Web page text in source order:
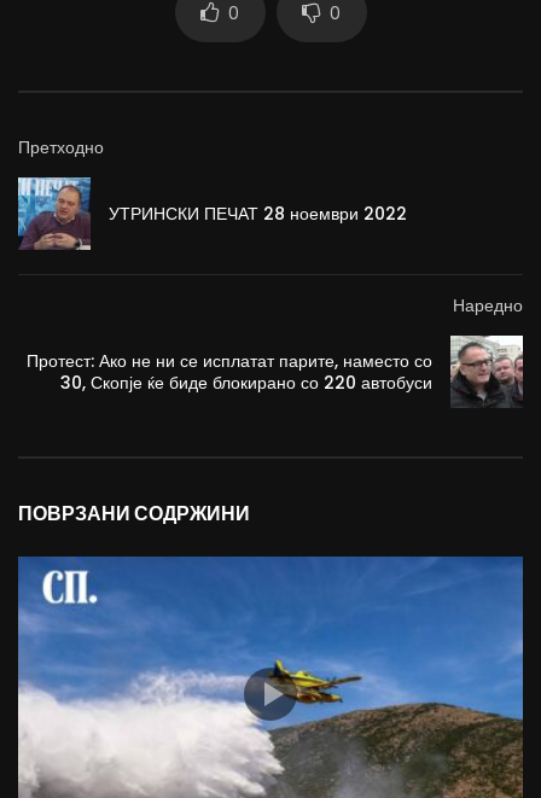
0 0
Претходно
УТРИНСКИ ПЕЧАТ 28 ноември 2022
Наредно
Протест: Ако не ни се исплатат парите, наместо со
30, Скопје ќе биде блокирано со 220 автобуси
ПОВРЗАНИ СОДРЖИНИ